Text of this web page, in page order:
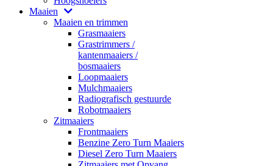
Maaien
Maaien en trimmen
Grasmaaiers
Grastrimmers /
kantenmaaiers /
bosmaaiers
Loopmaaiers
Mulchmaaiers
Radiografisch gestuurde
Robotmaaiers
Zitmaaiers
Frontmaaiers
Benzine Zero Turn Maaiers
Diesel Zero Turn Maaiers